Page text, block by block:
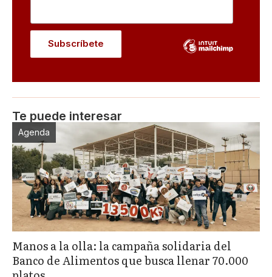
Te puede interesar
Agenda
Manos a la olla: la campaña solidaria del
Banco de Alimentos que busca llenar 70.000